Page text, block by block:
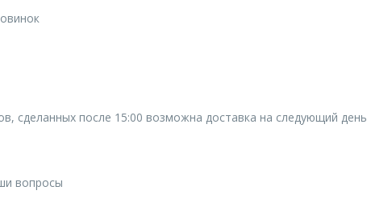
сделанных после 15:00 возможна доставка на следующий день
вопросы